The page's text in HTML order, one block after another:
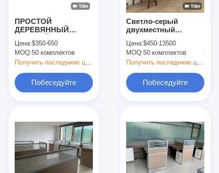
ПРОСТОЙ
ДЕРЕВЯННЫЙ
ПИСЬМЕННЫЙ
СТОЛ, ПРОЧНЫЙ
УЧЕНИЧЕСКИЙ
СТОЛ ДЛЯ
СПАЛЬНИ,
КВАРТИРЫ, ШКОЛЫ,
МЕБЕЛИ ДЛЯ
КРУПНОЙ И
СМЕШАННОЙ
КОНТЕЙНЕРНОЙ
ОТГРУЗКИ
Цена:$350-650
MOQ:50 комплектов
Получить последнюю цену
Побеседуйте
Светло-серый
двухместный
водонепроницаемый,
устойчивый к износу,
минималистский
дизайн для жилого и
коммерческого
использования
Цена:$450-13500
MOQ:50 комплектов
Побеседуйте